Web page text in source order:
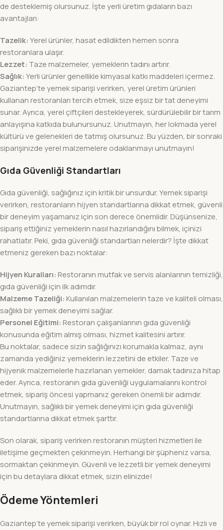
de desteklemiş olursunuz. İşte yerli üretim gıdaların bazı
avantajları:
Tazelik:Yerel ürünler, hasat edildikten hemen sonra
restoranlara ulaşır.
Lezzet: Taze malzemeler, yemeklerin tadını artırır.
Sağlık:Yerli ürünler genellikle kimyasal katkı maddeleri içermez.
Gaziantep’te yemek siparişi verirken, yerel üretim ürünleri
kullanan restoranları tercih etmek, size eşsiz bir tat deneyimi
sunar. Ayrıca, yerel çiftçileri destekleyerek, sürdürülebilir bir tarım
anlayışına katkıda bulunursunuz. Unutmayın, her lokmada yerel
kültürü ve gelenekleri de tatmış olursunuz. Bu yüzden, bir sonraki
siparişinizde yerel malzemelere odaklanmayı unutmayın!
Gıda Güvenliği Standartları
Gıda güvenliği, sağlığınız için kritik bir unsurdur. Yemek siparişi
verirken, restoranların hijyen standartlarına dikkat etmek, güvenli
bir deneyim yaşamanız için son derece önemlidir. Düşünsenize,
sipariş ettiğiniz yemeklerin nasıl hazırlandığını bilmek, içinizi
rahatlatır. Peki, gıda güvenliği standartları nelerdir? İşte dikkat
etmeniz gereken bazı noktalar:
Hijyen Kuralları: Restoranın mutfak ve servis alanlarının temizliği,
gıda güvenliği için ilk adımdır.
Malzeme Tazeliği: Kullanılan malzemelerin taze ve kaliteli olması,
sağlıklı bir yemek deneyimi sağlar.
Personel Eğitimi: Restoran çalışanlarının gıda güvenliği
konusunda eğitim almış olması, hizmet kalitesini artırır.
Bu noktalar, sadece sizin sağlığınızı korumakla kalmaz, aynı
zamanda yediğiniz yemeklerin lezzetini de etkiler. Taze ve
hijyenik malzemelerle hazırlanan yemekler, damak tadınıza hitap
eder. Ayrıca, restoranın gıda güvenliği uygulamalarını kontrol
etmek, sipariş öncesi yapmanız gereken önemli bir adımdır.
Unutmayın, sağlıklı bir yemek deneyimi için gıda güvenliği
standartlarına dikkat etmek şarttır.
Son olarak, sipariş verirken restoranın müşteri hizmetleri ile
iletişime geçmekten çekinmeyin. Herhangi bir şüpheniz varsa,
sormaktan çekinmeyin. Güvenli ve lezzetli bir yemek deneyimi
için bu detaylara dikkat etmek, sizin elinizde!
Ödeme Yöntemleri
Gaziantep’te yemek siparişi verirken, büyük bir rol oynar. Hızlı ve